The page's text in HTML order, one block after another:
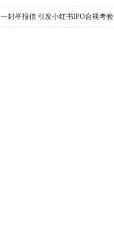
迎又一个“DeepSeek时刻”冲击波？
一封举报信 引发小红书IPO合规考验